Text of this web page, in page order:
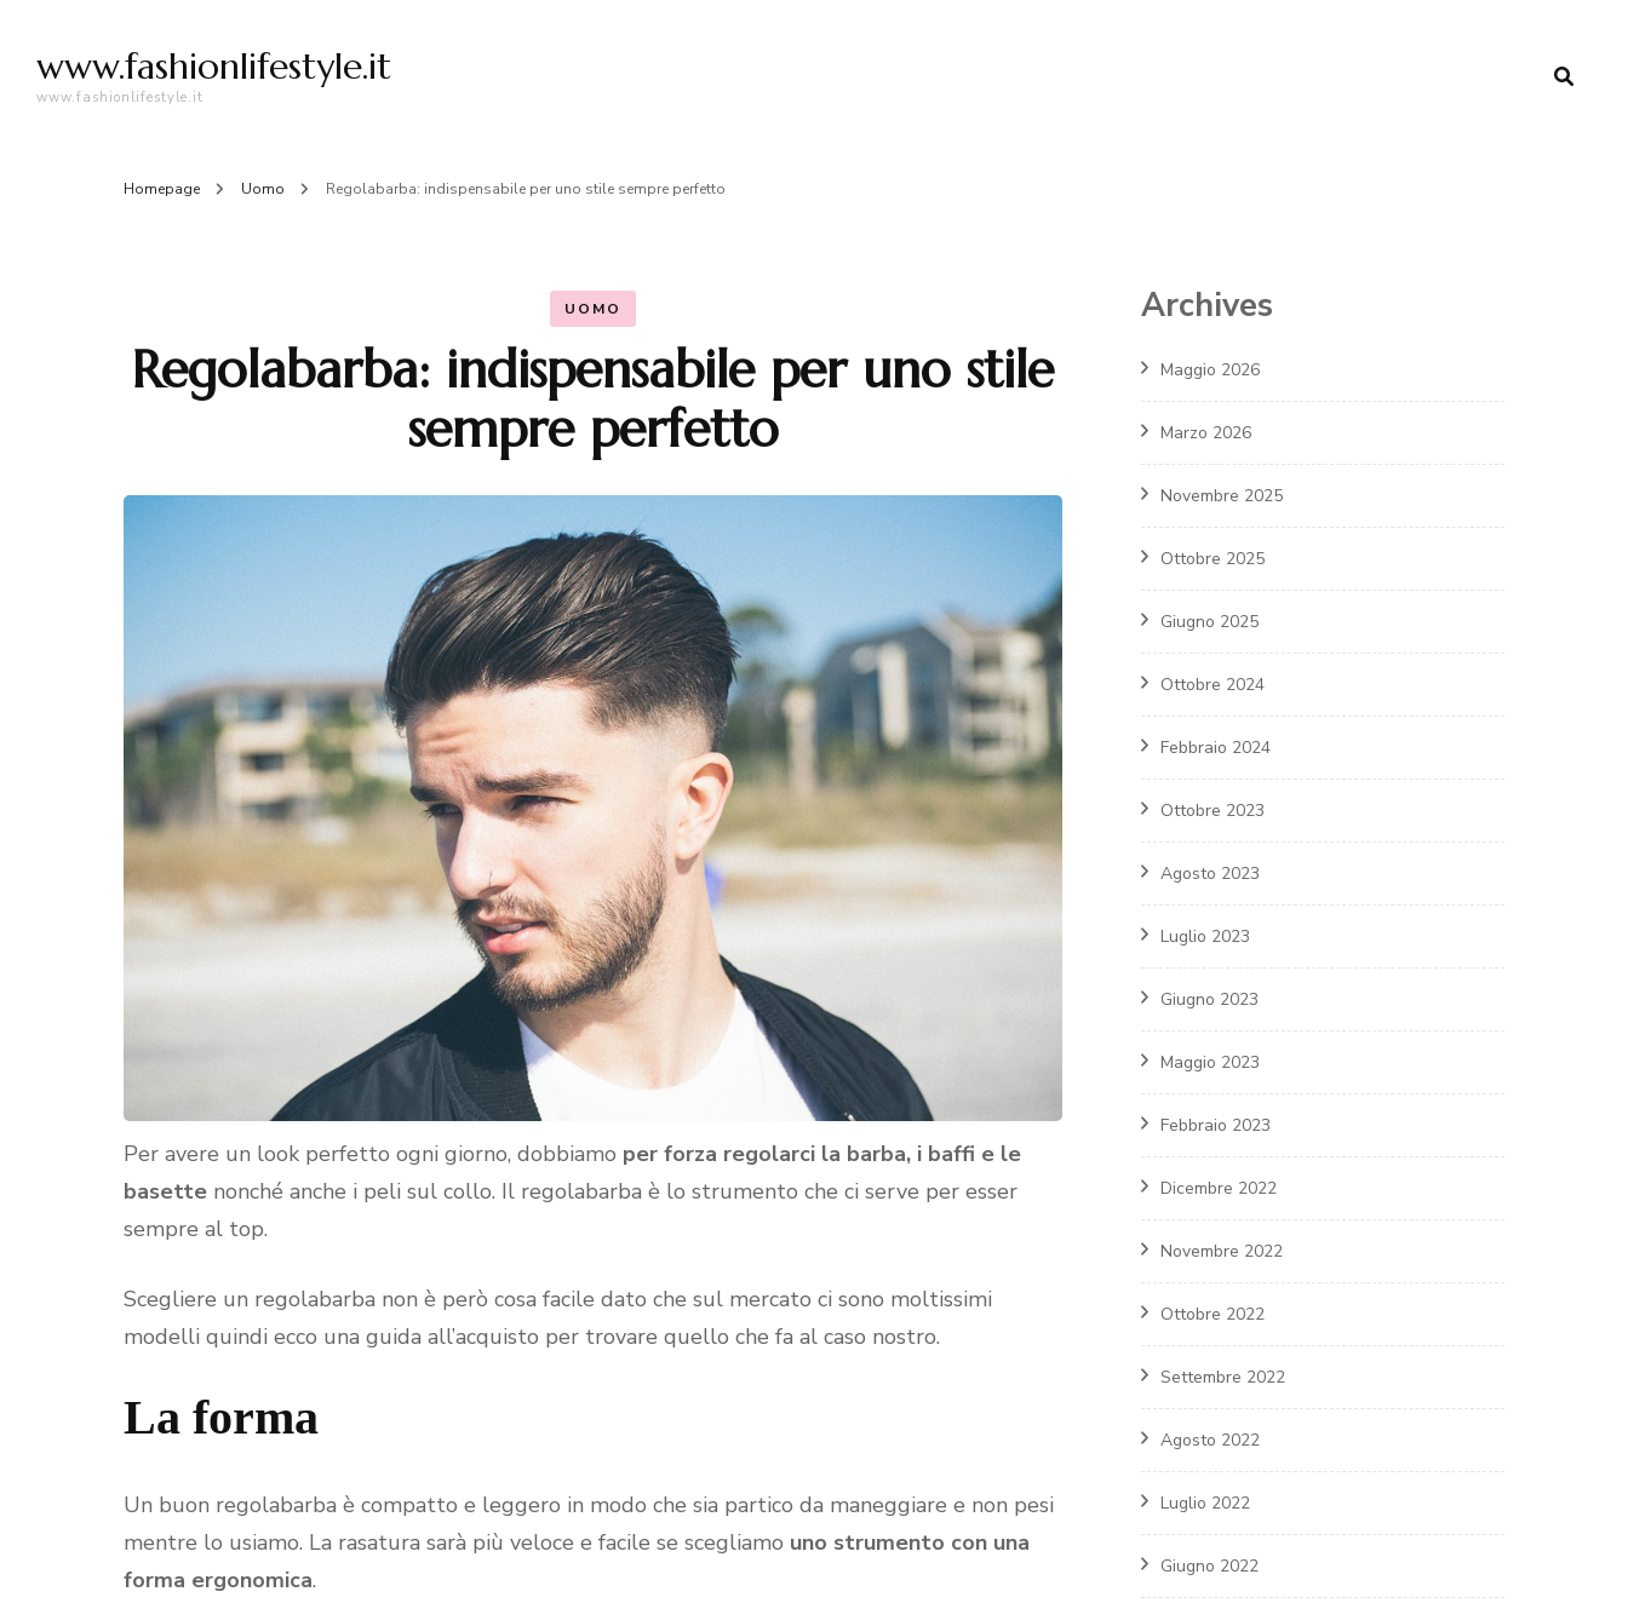
www.fashionlifestyle.it
www.fashionlifestyle.it
Homepage Uomo Regolabarba: indispensabile per uno stile sempre perfetto
UOMO
Regolabarba: indispensabile per uno stile
sempre perfetto
Per avere un look perfetto ogni giorno, dobbiamo per forza regolarci la barba, i baffi e le
basette nonché anche i peli sul collo. Il regolabarba è lo strumento che ci serve per esser
sempre al top.
Scegliere un regolabarba non è però cosa facile dato che sul mercato ci sono moltissimi
modelli quindi ecco una guida all’acquisto per trovare quello che fa al caso nostro.
La forma
Un buon regolabarba è compatto e leggero in modo che sia partico da maneggiare e non pesi
mentre lo usiamo. La rasatura sarà più veloce e facile se scegliamo uno strumento con una
forma ergonomica.
Archives
Maggio 2026
Marzo 2026
Novembre 2025
Ottobre 2025
Giugno 2025
Ottobre 2024
Febbraio 2024
Ottobre 2023
Agosto 2023
Luglio 2023
Giugno 2023
Maggio 2023
Febbraio 2023
Dicembre 2022
Novembre 2022
Ottobre 2022
Settembre 2022
Agosto 2022
Luglio 2022
Giugno 2022